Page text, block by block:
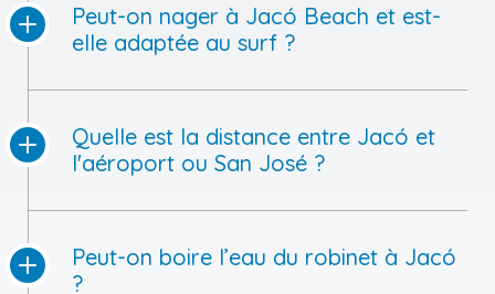
Peut-on nager à Jacó Beach et est-
elle adaptée au surf ?
Quelle est la distance entre Jacó et
l'aéroport ou San José ?
Peut-on boire l’eau du robinet à Jacó
?